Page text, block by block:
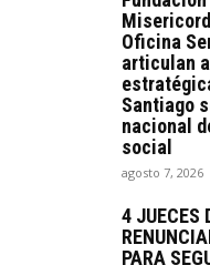
Oficina
articulan
Santiago
nacional
social
agosto 7, 2026
4 JUECES
PARA